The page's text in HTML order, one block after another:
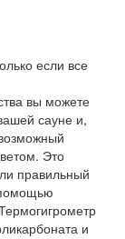
если все
вы можете
сауне и,
Это
правильный
и